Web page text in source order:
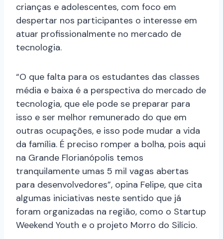
crianças e adolescentes, com foco em
despertar nos participantes o interesse em
atuar profissionalmente no mercado de
tecnologia.
“O que falta para os estudantes das classes
média e baixa é a perspectiva do mercado de
tecnologia, que ele pode se preparar para
isso e ser melhor remunerado do que em
outras ocupações, e isso pode mudar a vida
da família. É preciso romper a bolha, pois aqui
na Grande Florianópolis temos
tranquilamente umas 5 mil vagas abertas
para desenvolvedores”, opina Felipe, que cita
algumas iniciativas neste sentido que já
foram organizadas na região, como o Startup
Weekend Youth e o projeto Morro do Silício.